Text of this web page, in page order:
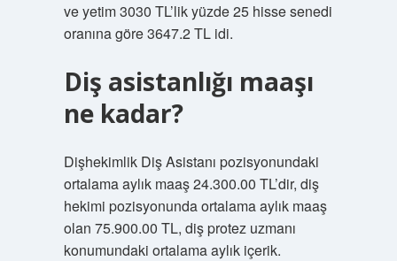
ve yetim 3030 TL’lik yüzde 25 hisse senedi
oranına göre 3647.2 TL idi.
Diş asistanlığı maaşı
ne kadar?
Dişhekimlik Diş Asistanı pozisyonundaki
ortalama aylık maaş 24.300.00 TL’dir, diş
hekimi pozisyonunda ortalama aylık maaş
olan 75.900.00 TL, diş protez uzmanı
konumundaki ortalama aylık içerik.